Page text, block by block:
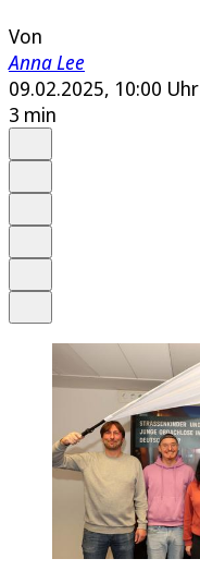
Von
Anna Lee
09.02.2025, 10:00 Uhr
3 min